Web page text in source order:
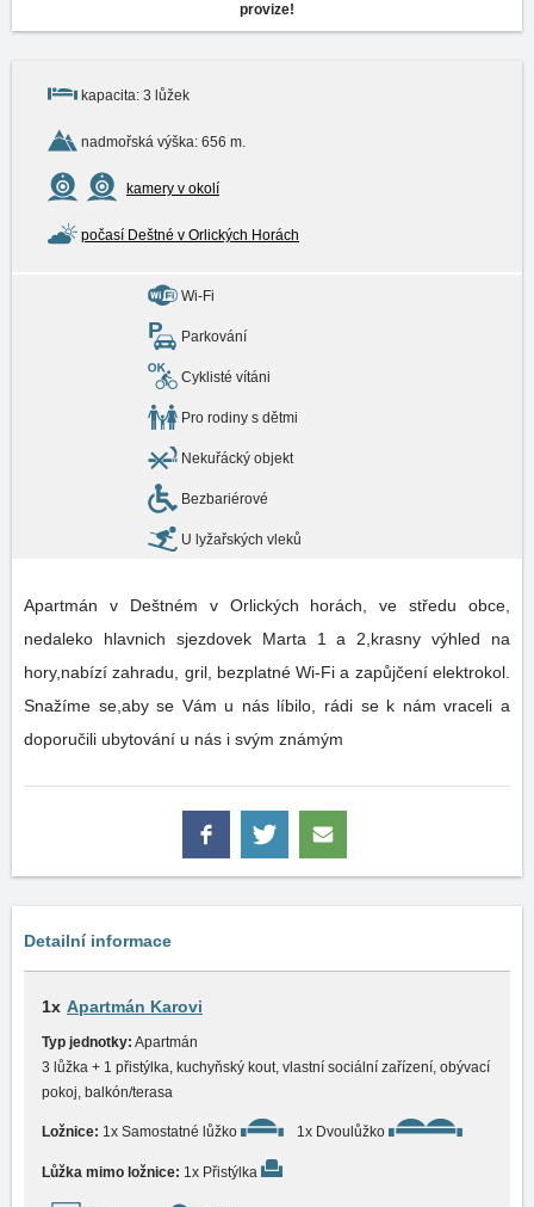
provize!
kapacita: 3 lůžek
nadmořská výška: 656 m.
kamery v okolí
počasí Deštné v Orlických Horách
Wi-Fi
Parkování
Cyklisté vítáni
Pro rodiny s dětmi
Nekuřácký objekt
Bezbariérové
U lyžařských vleků
Apartmán v Deštném v Orlických horách, ve středu obce,
nedaleko hlavnich sjezdovek Marta 1 a 2,krasny výhled na
hory,nabízí zahradu, gril, bezplatné Wi-Fi a zapůjčení elektrokol.
Snažíme se,aby se Vám u nás líbilo, rádi se k nám vraceli a
doporučili ubytování u nás i svým známým
Detailní informace
1x Apartmán Karovi
Typ jednotky: Apartmán
3 lůžka + 1 přistýlka, kuchyňský kout, vlastní sociální zařízení, obývací
pokoj, balkón/terasa
Ložnice: 1x Samostatné lůžko 1x Dvoulůžko
Lůžka mimo ložnice: 1x Přistýlka